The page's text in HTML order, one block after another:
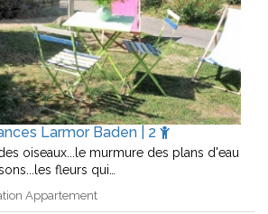
Larmor Baden | 2
oiseaux...le murmure des plans d'eau
fleurs qui…
Appartement